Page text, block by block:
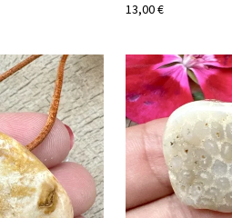
13,00 €